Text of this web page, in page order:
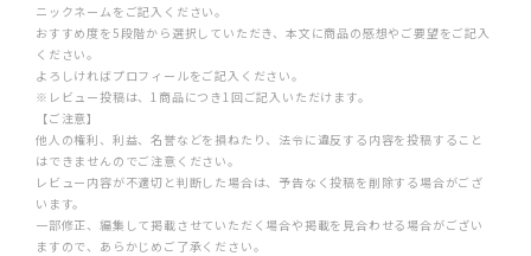
ニックネームをご記入ください。
おすすめ度を5段階から選択していただき、本文に商品の感想やご要望をご記入
ください。
よろしければプロフィールをご記入ください。
※レビュー投稿は、1商品につき1回ご記入いただけます。
【ご注意】
他人の権利、利益、名誉などを損ねたり、法令に違反する内容を投稿すること
はできませんのでご注意ください。
レビュー内容が不適切と判断した場合は、予告なく投稿を削除する場合がござ
います。
一部修正、編集して掲載させていただく場合や掲載を見合わせる場合がござい
ますので、あらかじめご了承ください。